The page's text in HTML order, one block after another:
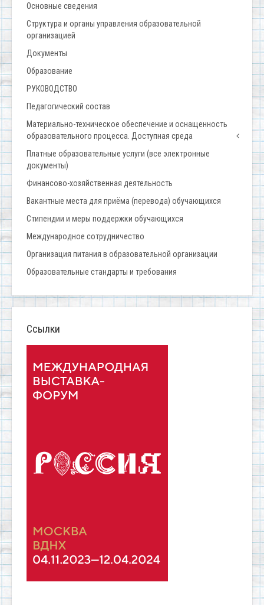
Основные сведения
Структура и органы управления образовательной
организацией
Документы
Образование
РУКОВОДСТВО
Педагогический состав
Материально-техническое обеспечение и оснащенность
образовательного процесса. Доступная среда
Платные образовательные услуги (все электронные
документы)
Финансово-хозяйственная деятельность
Вакантные места для приёма (перевода) обучающихся
Стипендии и меры поддержки обучающихся
Международное сотрудничество
Организация питания в образовательной организации
Образовательные стандарты и требования
Ссылки